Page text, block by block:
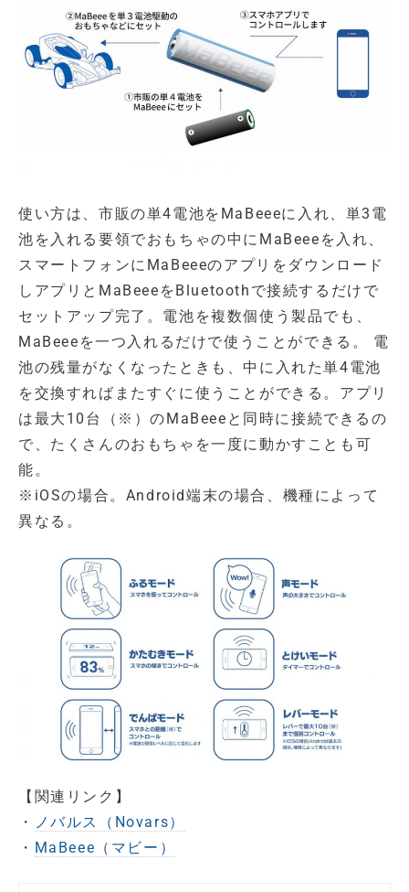
使い方は、市販の単4電池をMaBeeeに入れ、単3電
池を入れる要領でおもちゃの中にMaBeeeを入れ、
スマートフォンにMaBeeeのアプリをダウンロード
しアプリとMaBeeeをBluetoothで接続するだけで
セットアップ完了。電池を複数個使う製品でも、
MaBeeeを一つ入れるだけで使うことができる。 電
池の残量がなくなったときも、中に入れた単4電池
を交換すればまたすぐに使うことができる。アプリ
は最大10台（※）のMaBeeeと同時に接続できるの
で、たくさんのおもちゃを一度に動かすことも可
能。
※iOSの場合。Android端末の場合、機種によって
異なる。
【関連リンク】
・ ノバルス（Novars）
・ MaBeee（マビー）